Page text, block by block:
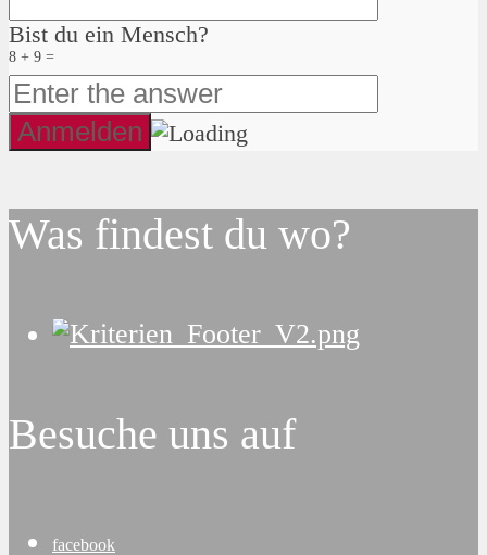
Bist du ein Mensch?
8 + 9 =
Was findest du wo?
Besuche uns auf
facebook